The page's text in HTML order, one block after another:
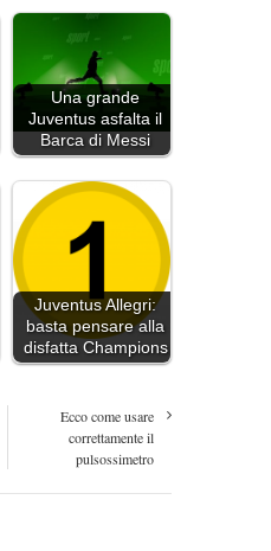
Una grande
Juventus asfalta il
Barca di Messi
Juventus Allegri:
basta pensare alla
disfatta Champions
Ecco come usare
correttamente il
pulsossimetro